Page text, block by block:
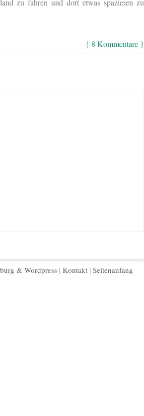
zu fahren und dort etwas spazieren zu
{ 8 Kommentare }
& Wordpress | Kontakt | Seitenanfang